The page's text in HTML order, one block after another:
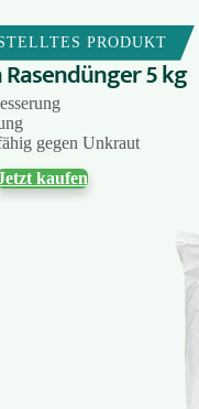
PRODUKT
5 kg
gegen Unkraut
kaufen